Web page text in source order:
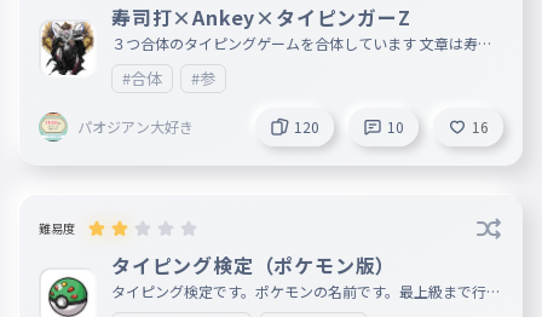
034 め
も
も
ゆ
ゆ
寿司打×Ankey×タイピンガーZ
３つ合体のタイピングゲームを合体しています 文章は寿司
打のお手軽コースだよ（単語だけ） タイピンガーZの次の文
章×キャラ Ankey今 タイピングコロシアムサムネ・タイピ
ングに 寿司打文章 元第４回タイピング大会
#合体 #参
パオジアン大好き 120 10 16
難易度
タイピング検定（ポケモン版）
タイピング検定です。ポケモンの名前です。最上級まで行っ
た人フォローします。（自分が知ってる範囲１００体）最上